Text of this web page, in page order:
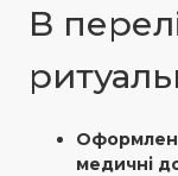
В
медичні